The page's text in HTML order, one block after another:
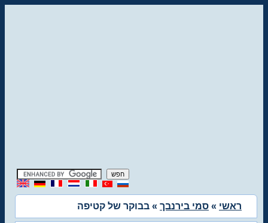
ראשי » סמי בירנבך » בבוקר של קטיפה